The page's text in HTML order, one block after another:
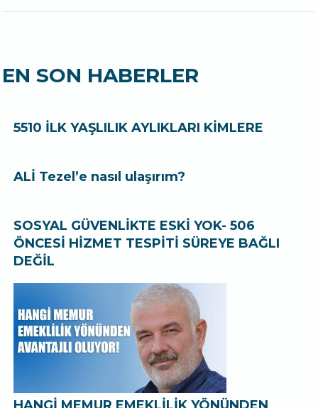
EN SON HABERLER
5510 İLK YAŞLILIK AYLIKLARI KİMLERE
ALİ Tezel’e nasıl ulaşırım?
SOSYAL GÜVENLİKTE ESKİ YOK- 506
ÖNCESİ HİZMET TESPİTİ SÜREYE BAĞLI
DEĞİL